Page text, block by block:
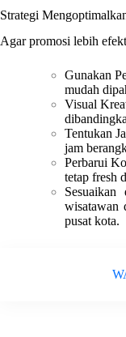
Strategi
Agar promosi lebih
Gunakan
mudah
Visual
Tentukan
jam
Perbarui
tetap fresh
wisatawan
pusat kota.